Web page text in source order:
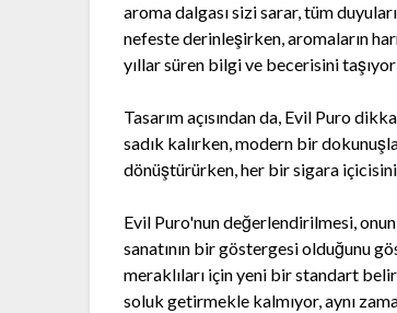
aroma dalgası sizi sarar, tüm
nefeste derinleşirken, aromaların
yıllar süren bilgi ve becerisini
Tasarım açısından da, Evil Puro
sadık kalırken, modern bir
dönüştürürken, her bir sigara
Evil Puro'nun değerlendirilmesi,
sanatının bir göstergesi olduğunu
meraklıları için yeni bir standart
soluk getirmekle kalmıyor, aynı